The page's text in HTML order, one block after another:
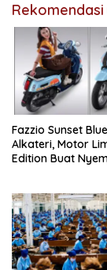
Fazzio Sunset
Alkateri, Motor
Edition Buat